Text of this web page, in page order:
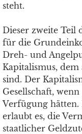
steht.
Dieser zweite Teil
für die
Dreh- und
Kapitalismus,
sind. Der
Gesellschaft,
Verfügung hätten.
erlaubt es, die
staatlicher